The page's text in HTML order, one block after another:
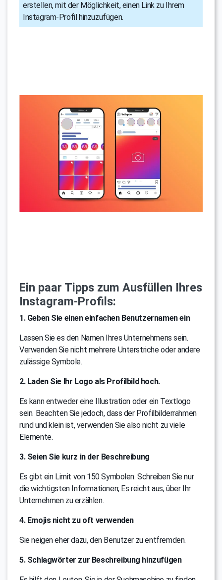
erstellen, mit der Möglichkeit, einen Link zu Ihrem
Instagram-Profil hinzuzufügen.
Ein paar Tipps zum Ausfüllen Ihres
Instagram-Profils:
1. Geben Sie einen einfachen Benutzernamen ein
Lassen Sie es den Namen Ihres Unternehmens sein.
Verwenden Sie nicht mehrere Unterstriche oder andere
zulässige Symbole.
2. Laden Sie Ihr Logo als Profilbild hoch.
Es kann entweder eine Illustration oder ein Textlogo
sein. Beachten Sie jedoch, dass der Profilbilderrahmen
rund und klein ist, verwenden Sie also nicht zu viele
Elemente.
3. Seien Sie kurz in der Beschreibung
Es gibt ein Limit von 150 Symbolen. Schreiben Sie nur
die wichtigsten Informationen; Es reicht aus, über Ihr
Unternehmen zu erzählen.
4. Emojis nicht zu oft verwenden
Sie neigen eher dazu, den Benutzer zu entfremden.
5. Schlagwörter zur Beschreibung hinzufügen